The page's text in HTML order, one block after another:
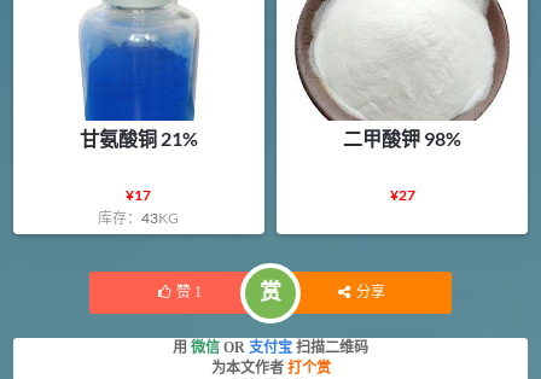
甘氨酸铜 21%
¥17
库存：43KG
二甲酸钾 98%
¥27
赞 1 赏 分享
用 微信 OR 支付宝 扫描二维码
为本文作者 打个赏